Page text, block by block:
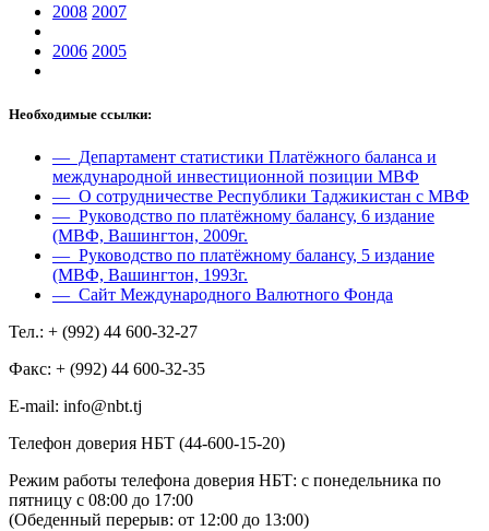
2008 2007
2006 2005
Необходимые ссылки:
— Департамент статистики Платёжного баланса и
международной инвестиционной позиции МВФ
— О сотрудничестве Республики Таджикистан с МВФ
— Руководство по платёжному балансу, 6 издание
(МВФ, Вашингтон, 2009г.
— Руководство по платёжному балансу, 5 издание
(МВФ, Вашингтон, 1993г.
— Сайт Международного Валютного Фонда
Тел.: + (992) 44 600-32-27
Факс: + (992) 44 600-32-35
Е-mail: info@nbt.tj
Телефон доверия НБТ (44-600-15-20)
Режим работы телефона доверия НБТ: с понедельника по
пятницу с 08:00 до 17:00
(Обеденный перерыв: от 12:00 до 13:00)